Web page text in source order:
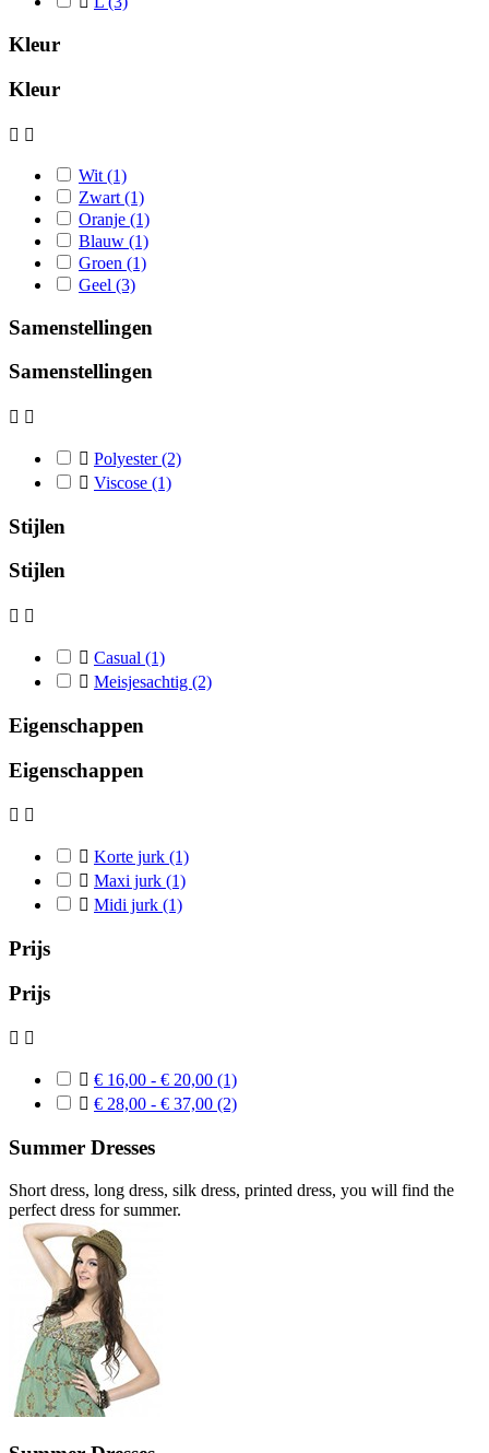
Kleur
Kleur
 
Wit (1)
Zwart (1)
Oranje (1)
Blauw (1)
Groen (1)
Geel (3)
Samenstellingen
Samenstellingen
 
 Polyester(2)
 Viscose (1)
Stijlen
Stijlen
 
 Casual (1)
 Meisjesachtig (2)
Eigenschappen
Eigenschappen
 
 Korte jurk (1)
 Maxi jurk (1)
 Midi jurk (1)
Prijs
Prijs
 
 € 16,00 - € 20,00 (1)
 € 28,00 - € 37,00 (2)
Summer Dresses
Short dress, long dress, silk dress, printed dress, you will find the
perfect dress for summer.